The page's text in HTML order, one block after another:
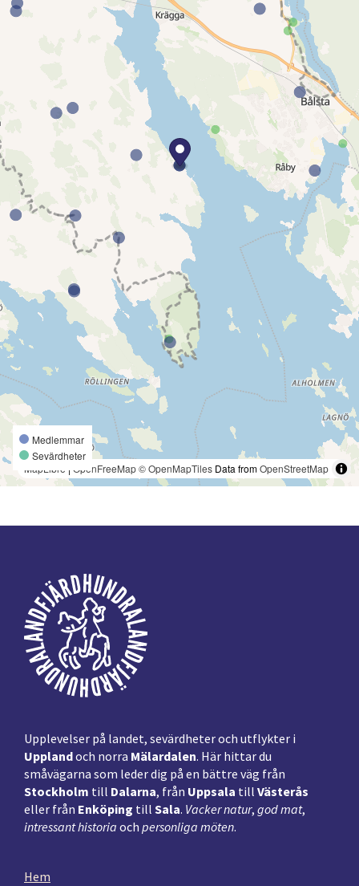
Medlemmar
Sevärdheter
MapLibre | OpenFreeMap© OpenMapTiles Data fromOpenStreetMap
Footer
Upplevelser på landet, sevärdheter och utflykter i
Upplandoch norra Mälardalen. Här hittar du
småvägarna som leder dig på en bättre väg från
Stockholm till Dalarna, från Uppsala till Västerås
eller från Enköping till Sala. Vacker natur, god mat,
intressant historia och personliga möten.
Hem